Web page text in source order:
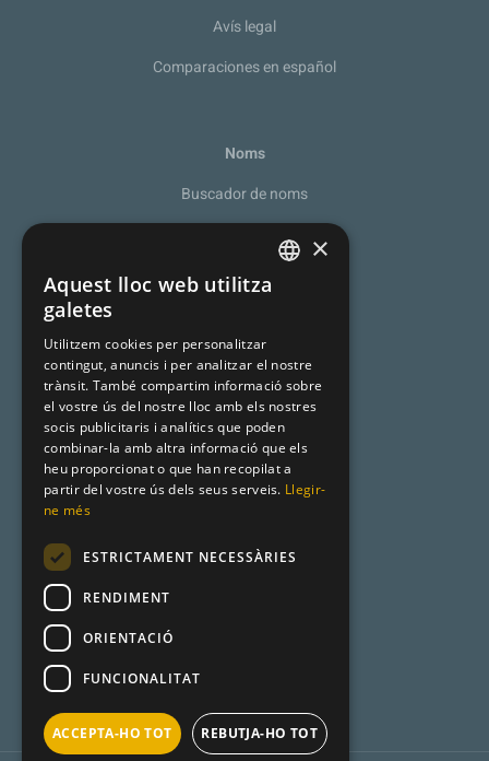
Avís legal
Comparaciones en español
Noms
Buscador de noms
Recomanador de noms
De la A a la Z
Cognoms catalans
Llista de naixement
Premsa
Racó Català
ENGLISH
×
Aquest lloc web utilitza
galetes
Utilitzem cookies per personalitzar
contingut, anuncis i per analitzar el nostre
trànsit. També compartim informació sobre
el vostre ús del nostre lloc amb els nostres
socis publicitaris i analítics que poden
combinar-la amb altra informació que els
heu proporcionat o que han recopilat a
partir del vostre ús dels seus serveis. Llegir-
ne més
ESTRICTAMENT NECESSÀRIES
RENDIMENT
ORIENTACIÓ
FUNCIONALITAT
ACCEPTA-HO TOT REBUTJA-HO TOT